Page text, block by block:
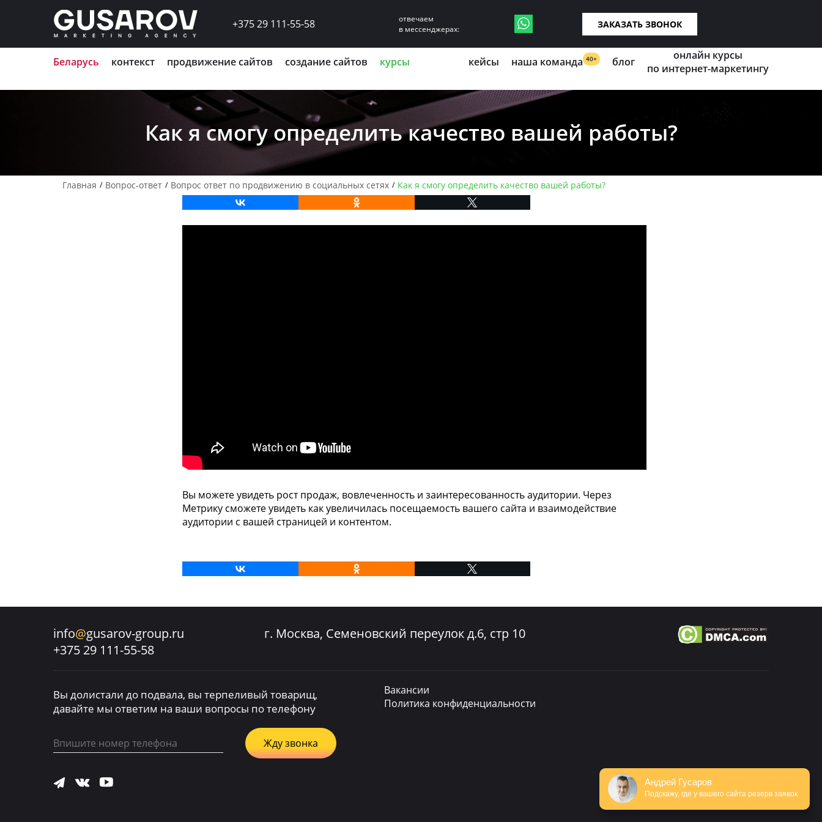
//$currenturl = get_permalink(); $currenturl = 'https://'.$_SERVER['HTTP_HOST'].$_SERVER['REQUEST_URI'];;?>
+375 29 111-55-58
отвечаем
в мессенджерах:
ЗАКАЗАТЬ ЗВОНОК
онлайн курсы
по интернет-маркетингу
блог
наша команда 40+
кейсы
Беларусь контекст продвижение сайтов создание сайтов курсы
Как я смогу определить качество вашей работы?
Главная / Вопрос-ответ / Вопрос ответ по продвижению в социальных сетях / Как я смогу определить качество вашей работы?
Вы можете увидеть рост продаж, вовлеченность и заинтересованность аудитории. Через
Метрику cможете увидеть как увеличилась посещаемость вашего сайта и взаимодействие
аудитории с вашей страницей и контентом.
info@gusarov-group.ru
г. Москва, Семеновский переулок д.6, стр 10
+375 29 111-55-58
Вы долистали до подвала, вы терпеливый товарищ,
давайте мы ответим на ваши вопросы по телефону
Вакансии
Политика конфиденциальности
Андрей Гусаров
Подскажу, где у вашего сайта резерв заявок